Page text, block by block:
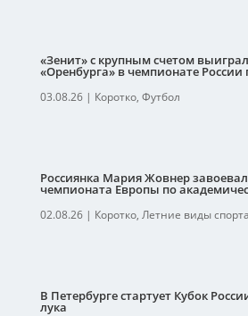
«Зенит» с крупным счетом
«Оренбурга» в чемпионате России
03.08.26| Коротко, Футбол
Россиянка Мария Жовнер
чемпионата Европы по
02.08.26| Коротко, Летние виды спорта
В Петербурге стартует Кубок
лука